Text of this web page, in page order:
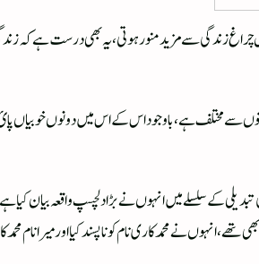
چراغ زندگی سے مزید منور ہوتی، یہ بھی درست ہے کہ
مختلف ہے، باوجود اس کے اس میں دونوں خوبیاں پائ
کے سلسلے میں انہوں نے بڑا دلچسپ واقعہ بیان
انہوں نے محمد کاری نام کو ناپسند کیا اور میرا نام